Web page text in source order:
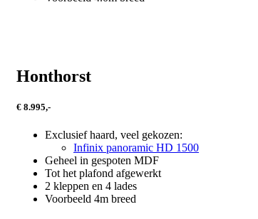
Honthorst
€ 8.995,-
Exclusief haard, veel gekozen:
Infinix panoramic HD 1500
Geheel in gespoten MDF
Tot het plafond afgewerkt
2 kleppen en 4 lades
Voorbeeld 4m breed